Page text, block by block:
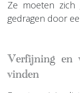
Ze moeten zich
gedragen door
Verfijning en
vinden